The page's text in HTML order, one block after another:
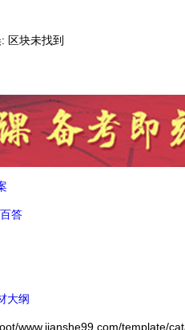
区块未找到
答
大纲
www.jianshe99.com/template/